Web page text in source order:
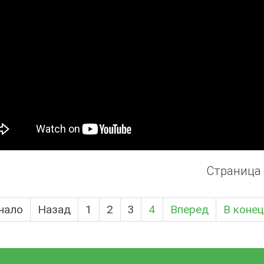
Страница
Назад 1 2 3 4 Вперед В конец